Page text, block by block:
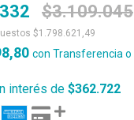
$3.109.045
$1.798.621,49
con Transferencia o
interés de $362.722